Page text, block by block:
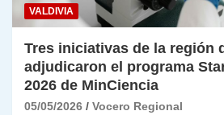
VALDIVIA
Tres iniciativas de la región
adjudicaron el programa
2026 de MinCiencia
05/05/2026 Vocero Regional